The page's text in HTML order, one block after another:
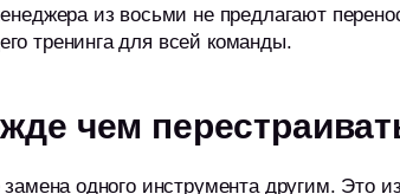
из восьми не предлагают
тренинга для всей команды.
чем
одного инструмента другим. Это